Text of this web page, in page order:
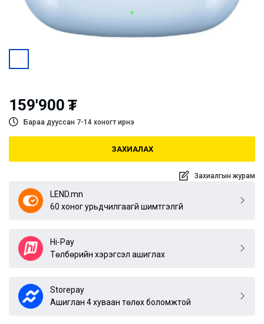
159'900 ₮
Бараа дууссан 7-14 хоногт ирнэ
ЗАХИАЛАХ
Захиалгын журам
LEND.mn
60 хоног урьдчилгаагүй шимтгэлгүй
Hi-Pay
Төлбөрийн хэрэгсэл ашиглах
Storepay
Ашиглан 4 хуваан төлөх боломжтой